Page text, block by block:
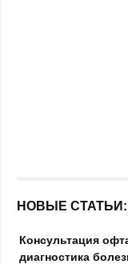
НОВЫЕ СТАТЬИ:
Консультация
диагностика